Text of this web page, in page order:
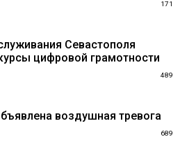
171
Севастополя
цифровой грамотности
489
воздушная тревога
689